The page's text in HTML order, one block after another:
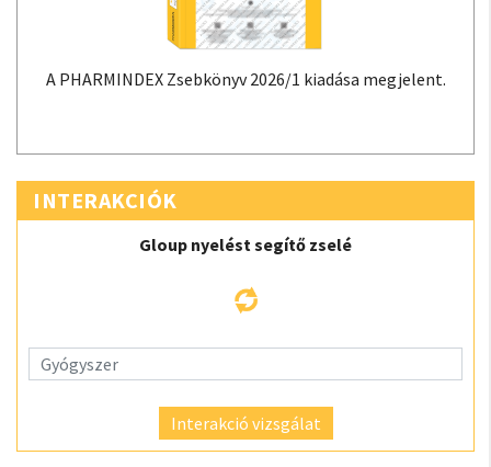
A PHARMINDEX Zsebkönyv 2026/1 kiadása megjelent.
INTERAKCIÓK
Gloup nyelést segítő zselé
Interakció vizsgálat